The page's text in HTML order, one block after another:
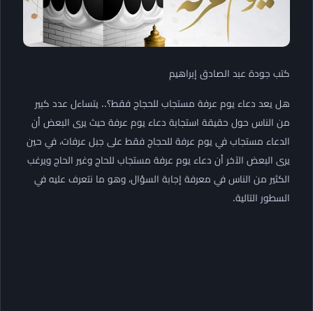
كتب جودة عبد الصادق إبراهيم
هل يعد دعاء يوم عرفة مستجاب للحجاج فقط؟.. يتساءل عدد كبير
من الناس حول حقيقة استجابة دعاء يوم عرفة حيث يرى البعض أن
الدعاء مستجاب في يوم عرفة للحجاج فقط على جبل عرفات، في حين
يرى البعض الآخر أن دعاء يوم عرفة مستجاب للحاج وغير الحاج ويرغب
الكثير من الناس في معرفة إجابة السؤال، وهو ما نتعرف عليه في
السطور التالية.